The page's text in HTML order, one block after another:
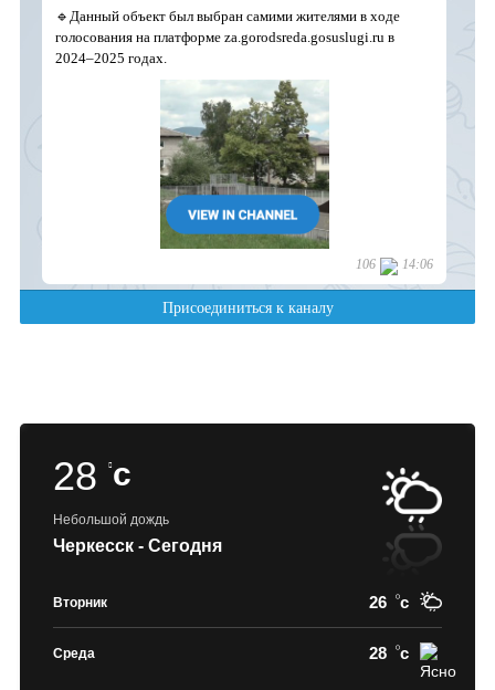
28 c
Небольшой дождь
Черкесск - Сегодня
Вторник 26 c
Среда 28 c